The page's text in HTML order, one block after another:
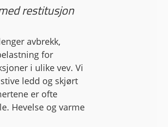
restitusjon
avbrekk,
for
i ulike vev. Vi
ledd og skjørt
er ofte
Hevelse og varme